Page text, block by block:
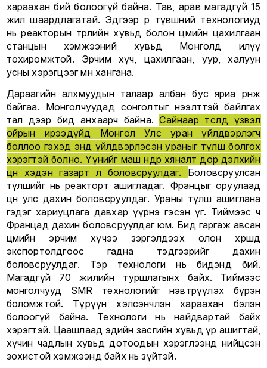
хараахан бий болоогүй байна. Тав, арав магадгүй 15
жил шаардлагатай. Эдгээр өөр түвшний технологиуд
нь реакторын төрлийн хувьд болон цөмийн цахилгаан
станцын хэмжээний хувьд Монголд илүү
тохиромжтой. Эрчим хүч, цахилгаан, уур, халуун
усны хэрэгцээг мөн хангана.
Дараагийн алхмуудын талаар албан бус яриа өрнөж
байгаа. Монголчуудад сонголтыг нээлттэй байлгах
тал дээр бид анхаарч байна.Сайнаар төсөөлөөд үзвэл
ойрын ирээдүйд Монгол Улс уран үйлдвэрлэгч
боллоо гэхэд энд үйлдвэрлэсэн ураныг түлш болгох
хэрэгтэй болно. Үүнийг маш өндөр хяналт дор дэлхийн
цөөн хэдэн газарт л боловсруулдаг. Боловсруулсан
түлшийг нь реакторт ашигладаг. Францыг оруулаад
цөөн улс дахин боловсруулдаг. Ураны түлш ашиглана
гэдэг хариуцлага давхар үүрнэ гэсэн үг. Тиймээс ч
Францад дахин боловсруулдаг юм. Бид гаргаж авсан
цөмийн эрчим хүчээ зэргэлдээх олон хөршдөө
экспортолдгоос гадна тэдгээрийг дахин
боловсруулдаг. Тэр технологи нь бидэнд бий.
Магадгүй 70 жилийн туршлагынх байх. Тиймээс
монголчууд SMR технологийг нэвтрүүлэх бүрэн
боломжтой. Түрүүн хэлсэнчлэн хараахан бэлэн
болоогүй байна. Технологи нь найдвартай байх
хэрэгтэй. Цаашлаад эдийн засгийн хувьд үр ашигтай,
хүчин чадлын хувьд дотоодын хэрэглээнд нийцсэн
зохистой хэмжээнд байх нь зүйтэй.